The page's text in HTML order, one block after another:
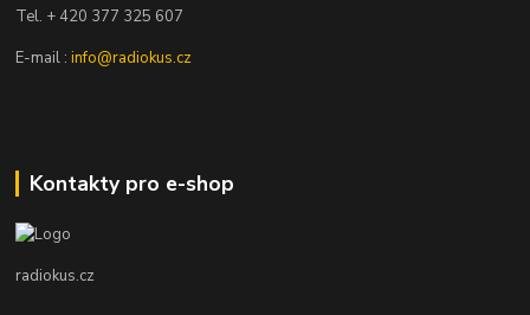
Tel. + 420 377 325 607
E-mail :info@radiokus.cz
Kontakty pro e-shop
radiokus.cz